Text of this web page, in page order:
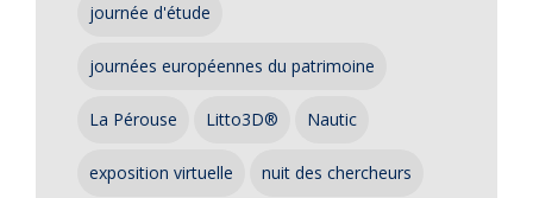
journée d'étude
journées européennes du patrimoine
La Pérouse Litto3D® Nautic
exposition virtuelle nuit des chercheurs